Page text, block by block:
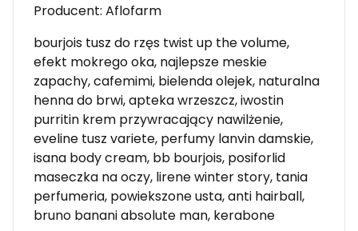
Producent: Aflofarm
bourjois tusz do rzęs twist up the volume,
efekt mokrego oka, najlepsze meskie
zapachy, cafemimi, bielenda olejek, naturalna
henna do brwi, apteka wrzeszcz, iwostin
purritin krem przywracający nawilżenie,
eveline tusz variete, perfumy lanvin damskie,
isana body cream, bb bourjois, posiforlid
maseczka na oczy, lirene winter story, tania
perfumeria, powiekszone usta, anti hairball,
bruno banani absolute man, kerabone